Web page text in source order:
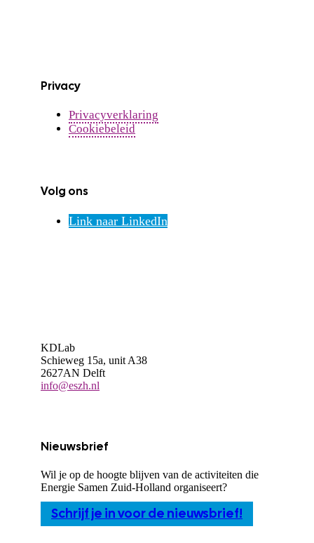
Privacy
Privacyverklaring
Cookiebeleid
Volg ons
Link naar LinkedIn
KDLab
Schieweg 15a, unit A38
2627AN Delft
info@eszh.nl
Nieuwsbrief
Wil je op de hoogte blijven van de activiteiten die
Energie Samen Zuid-Holland organiseert?
Schrijf je in voor de nieuwsbrief!